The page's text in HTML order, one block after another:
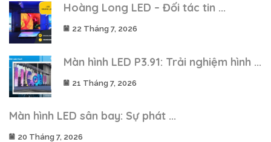
Hoàng Long LED – Đối tác tin ...
22 Tháng 7, 2026
Màn hình LED P3.91: Trải nghiệm hình ...
21 Tháng 7, 2026
Màn hình LED sân bay: Sự phát ...
20 Tháng 7, 2026